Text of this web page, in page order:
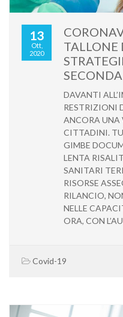
13
Ott,
2020
TALLONE
DAVANTI
RESTRIZIONI
ANCORA UNA
CITTADINI.
GIMBE
LENTA
SANITARI
RISORSE
RILANCIO,
NELLE
ORA, CON
Covid-19